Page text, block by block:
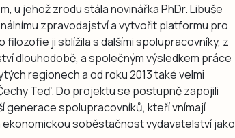
u jehož zrodu stála novinářka PhDr. Libuše
zpravodajství a vytvořit platformu pro
ji sblížila s dalšími spolupracovníky, z
dlouhodobě, a společným výsledkem práce
regionech a od roku 2013 také velmi
Teď. Do projektu se postupně zapojili
generace spolupracovníků, kteří vnímají
soběstačnost vydavatelství jako